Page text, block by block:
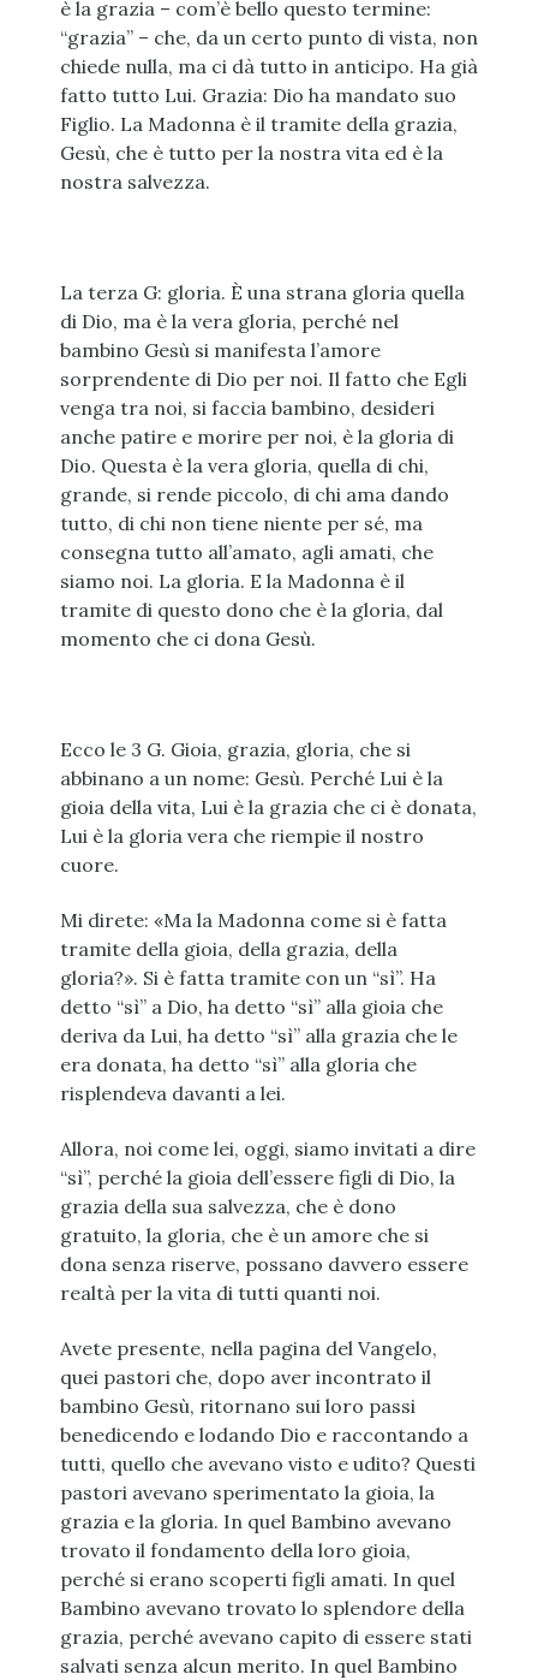
è la grazia – com’è bello questo termine:
“grazia” – che, da un certo punto di vista, non
chiede nulla, ma ci dà tutto in anticipo. Ha già
fatto tutto Lui. Grazia: Dio ha mandato suo
Figlio. La Madonna è il tramite della grazia,
Gesù, che è tutto per la nostra vita ed è la
nostra salvezza.
La terza G: gloria. È una strana gloria quella
di Dio, ma è la vera gloria, perché nel
bambino Gesù si manifesta l’amore
sorprendente di Dio per noi. Il fatto che Egli
venga tra noi, si faccia bambino, desideri
anche patire e morire per noi, è la gloria di
Dio. Questa è la vera gloria, quella di chi,
grande, si rende piccolo, di chi ama dando
tutto, di chi non tiene niente per sé, ma
consegna tutto all’amato, agli amati, che
siamo noi. La gloria. E la Madonna è il
tramite di questo dono che è la gloria, dal
momento che ci dona Gesù.
Ecco le 3 G. Gioia, grazia, gloria, che si
abbinano a un nome: Gesù. Perché Lui è la
gioia della vita, Lui è la grazia che ci è donata,
Lui è la gloria vera che riempie il nostro
cuore.
Mi direte: «Ma la Madonna come si è fatta
tramite della gioia, della grazia, della
gloria?». Si è fatta tramite con un “sì”. Ha
detto “sì” a Dio, ha detto “sì” alla gioia che
deriva da Lui, ha detto “sì” alla grazia che le
era donata, ha detto “sì” alla gloria che
risplendeva davanti a lei.
Allora, noi come lei, oggi, siamo invitati a dire
“sì”, perché la gioia dell’essere figli di Dio, la
grazia della sua salvezza, che è dono
gratuito, la gloria, che è un amore che si
dona senza riserve, possano davvero essere
realtà per la vita di tutti quanti noi.
Avete presente, nella pagina del Vangelo,
quei pastori che, dopo aver incontrato il
bambino Gesù, ritornano sui loro passi
benedicendo e lodando Dio e raccontando a
tutti, quello che avevano visto e udito? Questi
pastori avevano sperimentato la gioia, la
grazia e la gloria. In quel Bambino avevano
trovato il fondamento della loro gioia,
perché si erano scoperti figli amati. In quel
Bambino avevano trovato lo splendore della
grazia, perché avevano capito di essere stati
salvati senza alcun merito. In quel Bambino